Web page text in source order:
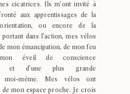
cicatrices. Ils m’ont invité à
aux apprentissages de la
ou encore de la
dans l’action, mes vélos
mon émancipation, de mon feu
éveil de conscience
et d’une plus grande
moi-même. Mes vélos ont
mon espace proche. Je crois